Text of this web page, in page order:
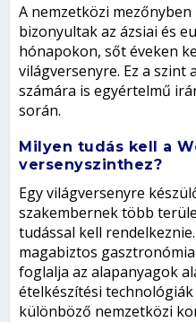
A nemzetközi
bizonyultak az ázsiai és
hónapokon, sőt éveken
világversenyre. Ez a szint
számára is egyértelmű
során.
Milyen tudás kell a
versenyszinthez?
Egy világversenyre
szakembernek több
tudással kell
magabiztos
foglalja az alapanyagok
ételkészítési
különböző nemzetközi